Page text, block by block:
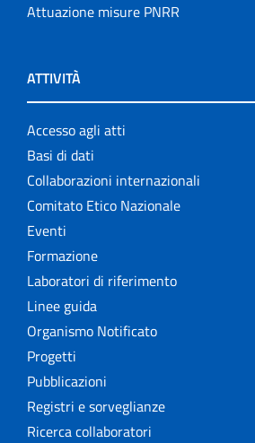
Attuazione misure PNRR
ATTIVITÀ
Accesso agli atti
Basi di dati
Collaborazioni internazionali
Comitato Etico Nazionale
Eventi
Formazione
Laboratori di riferimento
Linee guida
Organismo Notificato
Progetti
Pubblicazioni
Registri e sorveglianze
Ricerca collaboratori